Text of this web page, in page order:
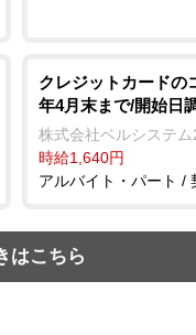
クレジットカードの
年4月末まで/開始日
株式会社ベルシステム
時給1,640円
アルバイト・パート /
はこちら